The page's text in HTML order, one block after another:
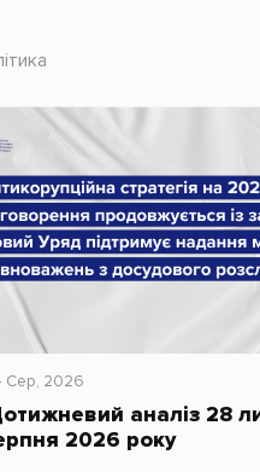
Сер, 2026
аналіз 28
2026 року